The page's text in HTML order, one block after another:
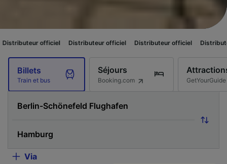
Distributeur officiel Distributeur officiel Distributeur officiel
Billets
Train et bus
Séjours
Booking.com GetYourGuide
Via